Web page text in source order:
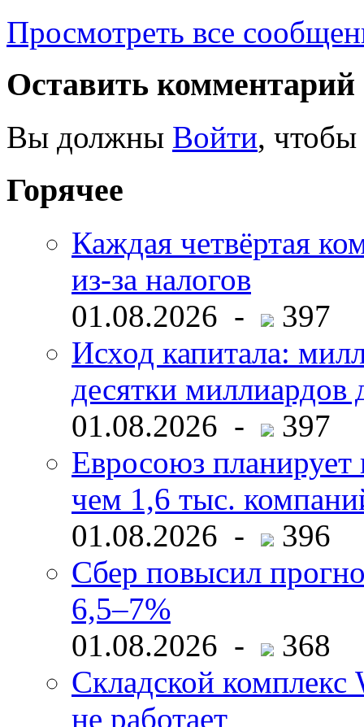
Просмотреть все
Оставить комментарий
Вы должны Войти, чтобы
Горячее
Каждая четвёртая
из-за налогов
01.08.2026 -
397
Исход капитала:
десятки миллиардов
01.08.2026 -
397
Евросоюз планирует
чем 1,6 тыс.
01.08.2026 -
396
Сбер повысил
6,5–7%
01.08.2026 -
368
Складской комплекс
не работает